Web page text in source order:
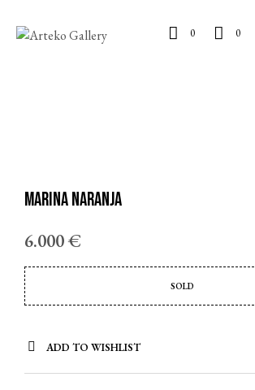
0 0
Marina naranja
6.000€
SOLD
ADD TO WISHLIST